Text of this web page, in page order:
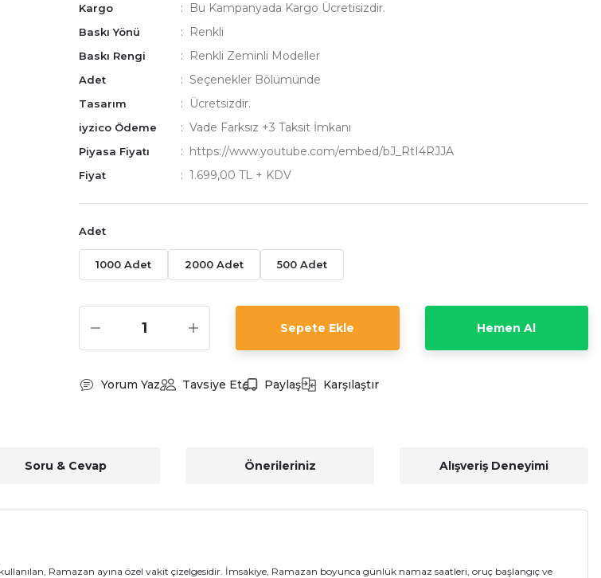
Kargo Bu Kampanyada Kargo Ücretisizdir.
Baskı Yönü Renkli
Baskı Rengi Renkli Zeminli Modeller
Adet Seçenekler Bölümünde
Tasarım Ücretsizdir.
iyzico Ödeme Vade Farksız +3 Taksit İmkanı
Piyasa Fiyatı https://www.youtube.com/embed/bJ_RtI4RJJA
Fiyat 1.699,00 TL + KDV
Adet
1000 Adet 2000 Adet 500 Adet
Sepete Ekle Hemen Al
Yorum Yaz Tavsiye Et Paylaş Karşılaştır
Soru & Cevap Önerileriniz Alışveriş Deneyimi
Ramazan ayına özel vakit çizelgesidir. İmsakiye, Ramazan boyunca günlük namaz saatleri, oruç başlangıç ve